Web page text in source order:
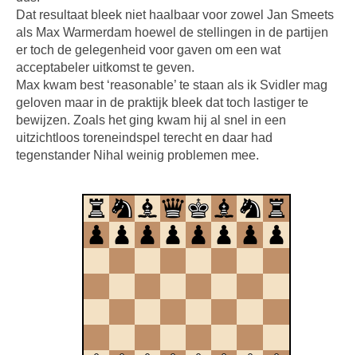
Dat resultaat bleek niet haalbaar voor zowel Jan Smeets
als Max Warmerdam hoewel de stellingen in de partijen
er toch de gelegenheid voor gaven om een wat
acceptabeler uitkomst te geven.
Max kwam best ‘reasonable’ te staan als ik Svidler mag
geloven maar in de praktijk bleek dat toch lastiger te
bewijzen. Zoals het ging kwam hij al snel in een
uitzichtloos toreneindspel terecht en daar had
tegenstander Nihal weinig problemen mee.